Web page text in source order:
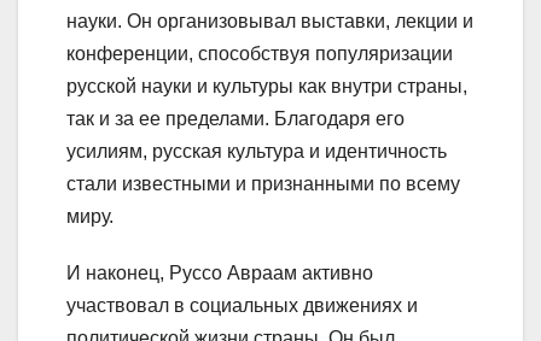
науки. Он организовывал выставки, лекции и
конференции, способствуя популяризации
русской науки и культуры как внутри страны,
так и за ее пределами. Благодаря его
усилиям, русская культура и идентичность
стали известными и признанными по всему
миру.
И наконец, Руссо Авраам активно
участвовал в социальных движениях и